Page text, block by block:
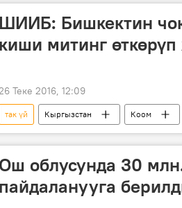
ШИИБ: Бишкектин
киши митинг өткөрүп
Теке 2016, 12:09
так үй Кыргызстан Коом
Ош облусунда 30
пайдаланууга